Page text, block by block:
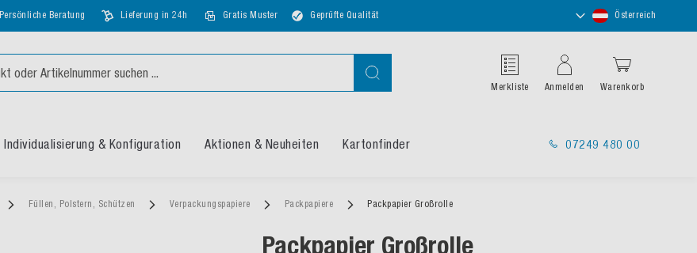
Persönliche Beratung Lieferung in 24h Gratis Muster Geprüfte Qualität
Store
auswählen
Österreich
Suche
Merkliste Anmelden Warenkorb
Individualisierung & Konfiguration Aktionen & Neuheiten Kartonfinder 07249 480 00
Füllen, Polstern, Schützen Verpackungspapiere Packpapiere Packpapier Großrolle
Packpapier Großrolle